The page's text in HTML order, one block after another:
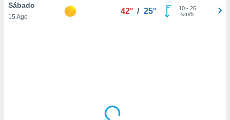
ni para
o
Sábado
15 Ago
42° / 25° 10- 26
km/h